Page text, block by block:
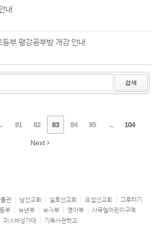
내
부 평강공부방 개강 안내
검색
81 82 83 84 85 ... 104
Next
관 남선교회 실로선교회 요셉선교회
그루터기
부 유년부 유치부 영아부
사무엘어린이구역
미스바성가대
기독사관학교